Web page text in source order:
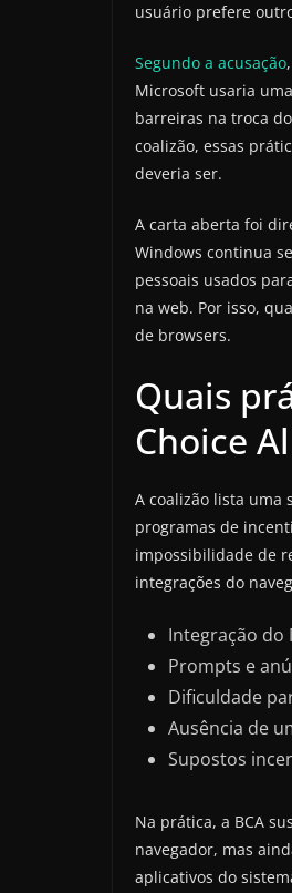
usuário prefere
Segundo a acusação
Microsoft usaria
barreiras na troca
coalizão, essas
deveria ser.
A carta aberta foi
Windows continua
pessoais usados
na web. Por isso,
de browsers.
Quais
Choice
A coalizão lista uma
programas de
impossibilidade de
integrações do
Integração do
Prompts e
Dificuldade
Ausência de
Supostos
Na prática, a BCA
navegador, mas
aplicativos do